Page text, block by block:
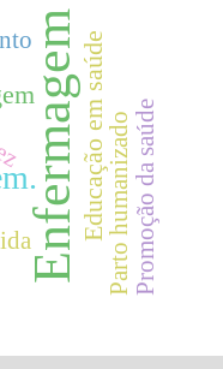
EnfermagemEducação em saúdeParto humanizadoPromoção da saúde